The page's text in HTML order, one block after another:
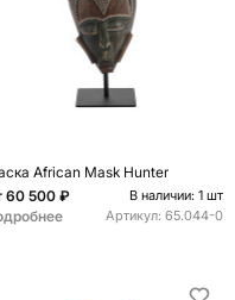
African Mask Hunter
60 500 ₽ В наличии: 1 шт
Артикул: 65.044-0